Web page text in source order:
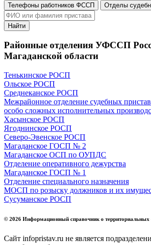
Телефоны работников ФССП Отделы
Найти
Районные отделения УФССП
Магаданской области
Тенькинское РОСП
Ольское РОСП
Среднеканское РОСП
Межрайонное отделение судебных
особо сложных исполнительных
Хасынское РОСП
Ягоднинское РОСП
Северо-Эвенское РОСП
Магаданское ГОСП № 2
Магаданское ОСП по ОУПДС
Отделение оперативного дежурства
Магаданское ГОСП № 1
Отделение специального назначения
МОСП по розыску должников и их
Сусуманское РОСП
© 2026 Информационный справочник о
Сайт infopristav.ru не является